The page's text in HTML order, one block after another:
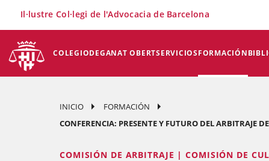
COLEGIODEGANAT OBERTSERVICIOSFORMACIÓN
Il·lustre Col·legi de l'Advocacia de Barcelona
INICIO
FORMACIÓN
CONFERENCIA: PRESENTE Y FUTURO DEL ARBITRAJE
COMISIÓN DE ARBITRAJE | COMISIÓN DE